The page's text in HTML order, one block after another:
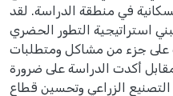
في منطقة الدراسة. لقد
استراتيجية التطور الحضري
على جزء من مشاكل ومتطلبات
أكدت الدراسة على ضرورة
التصنيع الزراعي وتحسين قطاع